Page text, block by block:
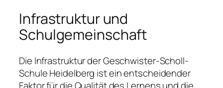
Infrastruktur und
Schulgemeinschaft
Die Infrastruktur der Geschwister-Scholl-
Schule Heidelberg ist ein entscheidender
Faktor für die Qualität des Lernens und die